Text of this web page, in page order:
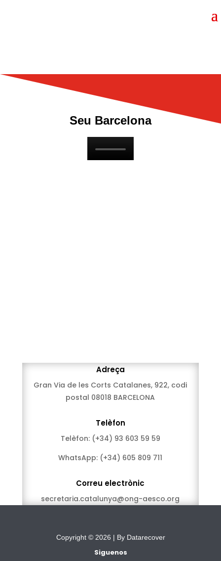
Seu Barcelona
Adreça
Gran Via de les Corts Catalanes, 922, codi
postal 08018 BARCELONA
Telèfon
Telèfon: (+34) 93 603 59 59
WhatsApp: (+34) 605 809 711
Correu electrònic
secretaria.catalunya@ong-aesco.org
Copyright © 2026 | By Datarecover
Siguenos